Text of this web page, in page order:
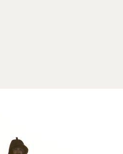
nyde den storslåede
overnatningsmuligheder. Vælg